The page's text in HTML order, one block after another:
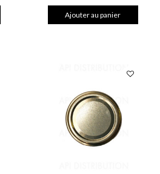
Ajouter au panier